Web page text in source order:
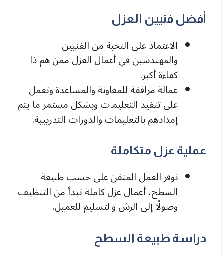
أفضل فنيين العزل
الاعتماد على النخبة من الفنيين
والمهندسين في أعمال العزل ممن هم ذا
كفاءة أكبر.
عمالة مرافقة للمعاونة والمساعدة وتعمل
على تنفيذ التعليمات وبشكل مستمر ما يتم
إمدادهم بالتعليمات والدورات التدريبية.
عملية عزل متكاملة
نوفر العمل المتقن على حسب طبيعة
السطح، أعمال عزل كاملة تبدأ من التنظيف
وصولًا إلى الرش والتسليم للعميل.
دراسة طبيعة السطح